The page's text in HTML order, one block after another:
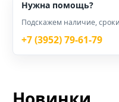
Нужна помощь?
Подскажем наличие,
+7 (3952) 79-61-79